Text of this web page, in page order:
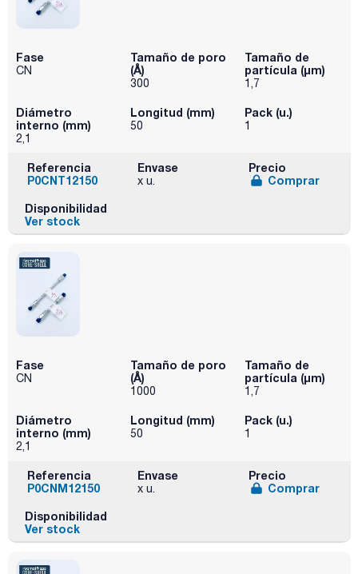
Fase
CN
Tamaño de poro
(Å)
300
Tamaño de
partícula (μm)
1,7
Diámetro
interno (mm)
2,1
Longitud (mm)
50
Pack (u.)
1
Referencia
P0CNT12150
Envase
x u.
Precio
Comprar
Disponibilidad
Ver stock
Fase
CN
Tamaño de poro
(Å)
1000
Tamaño de
partícula (μm)
1,7
Diámetro
interno (mm)
2,1
Longitud (mm)
50
Pack (u.)
1
Referencia
P0CNM12150
Envase
x u.
Precio
Comprar
Disponibilidad
Ver stock